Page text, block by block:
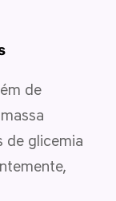
de
de glicemia